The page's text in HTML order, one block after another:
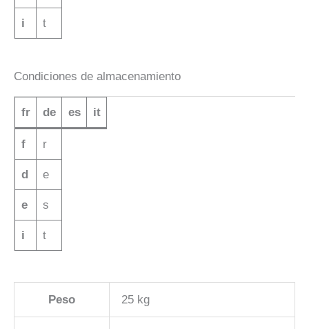
i t
Condiciones de almacenamiento
fr de es it
f r
d e
e s
i t
Peso 25 kg